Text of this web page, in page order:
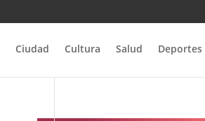
Ciudad Cultura Salud Deportes